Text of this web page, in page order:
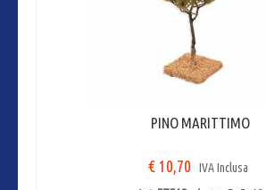
PINO MARITTIMO
€ 10,70 IVA Inclusa